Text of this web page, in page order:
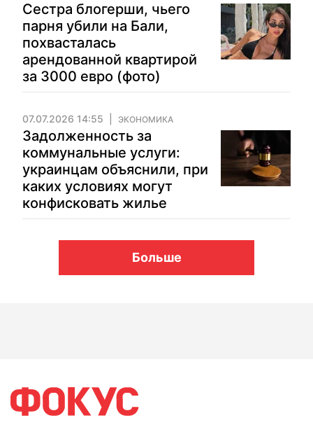
Сестра блогерши, чьего
парня убили на Бали,
похвасталась
арендованной квартирой
за 3000 евро (фото)
07.07.2026 14:55 ЭКОНОМИКА
Задолженность за
коммунальные услуги:
украинцам объяснили, при
каких условиях могут
конфисковать жилье
Больше